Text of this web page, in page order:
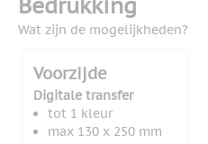
Bedrukking
Wat zijn de mogelijkheden?
Voorzijde
Digitale transfer
tot 1 kleur
max 130 x 250 mm